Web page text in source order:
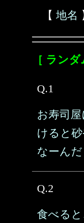
【 地名
［ ランダ
Q.1
お寿司
けると砂
なーんだ
Q.2
食べる